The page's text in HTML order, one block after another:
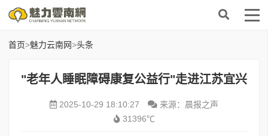
首页>魅力云南网>头条
"老年人睡眠障碍康复公益行"走进江苏宜兴
2025-10-29 18:10:27
来源：晨报之声
31396℃